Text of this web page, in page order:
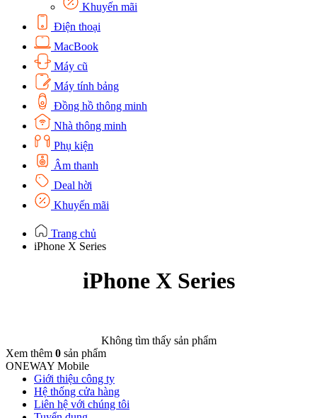
Khuyến mãi
Điện thoại
MacBook
Máy cũ
Máy tính bảng
Đồng hồ thông minh
Nhà thông minh
Phụ kiện
Âm thanh
Deal hời
Khuyến mãi
Trang chủ
iPhone X Series
iPhone X Series
Không tìm thấy sản phẩm
Xem thêm 0 sản phẩm
ONEWAY Mobile
Giới thiệu công ty
Hệ thống cửa hàng
Liên hệ với chúng tôi